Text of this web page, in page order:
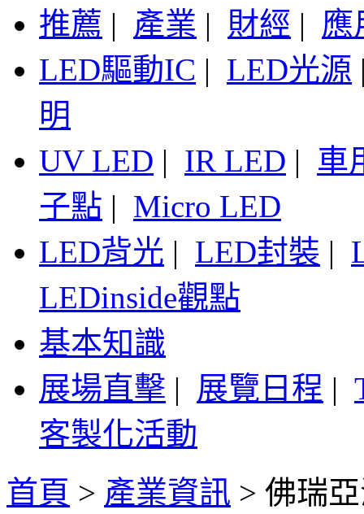
推薦 | 產業 | 財經 | 應
LED驅動IC | LED光源
明
UV LED | IR LED | 車
子點 | Micro LED
LED背光 | LED封裝 |
LEDinside觀點
基本知識
展場直擊 | 展覽日程 |
客製化活動
首頁 > 產業資訊 > 佛瑞